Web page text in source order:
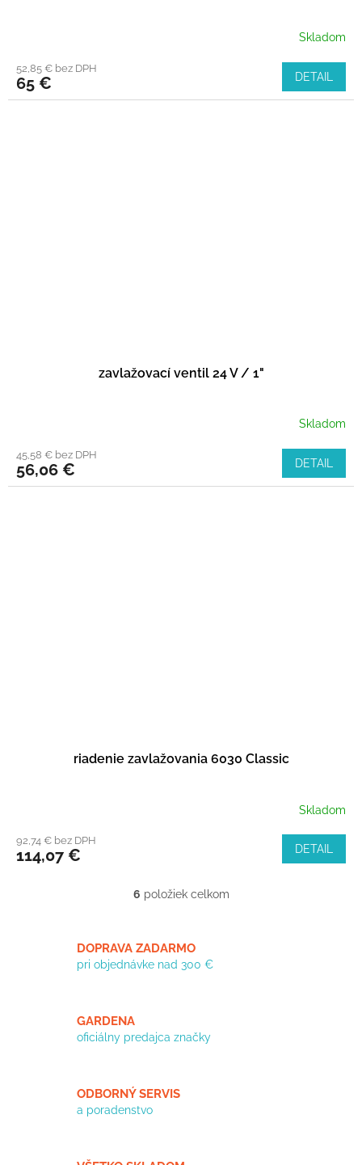
Skladom
52,85 € bez DPH
65 € DETAIL
zavlažovací ventil 24 V / 1"
Skladom
45,58 € bez DPH
56,06 € DETAIL
riadenie zavlažovania 6030 Classic
Skladom
92,74 € bez DPH
114,07 € DETAIL
O
á
d
p
k
y
6 položiek celkom
DOPRAVA ZADARMO
pri objednávke nad 300 €
GARDENA
oficiálny predajca značky
ODBORNÝ SERVIS
a poradenstvo